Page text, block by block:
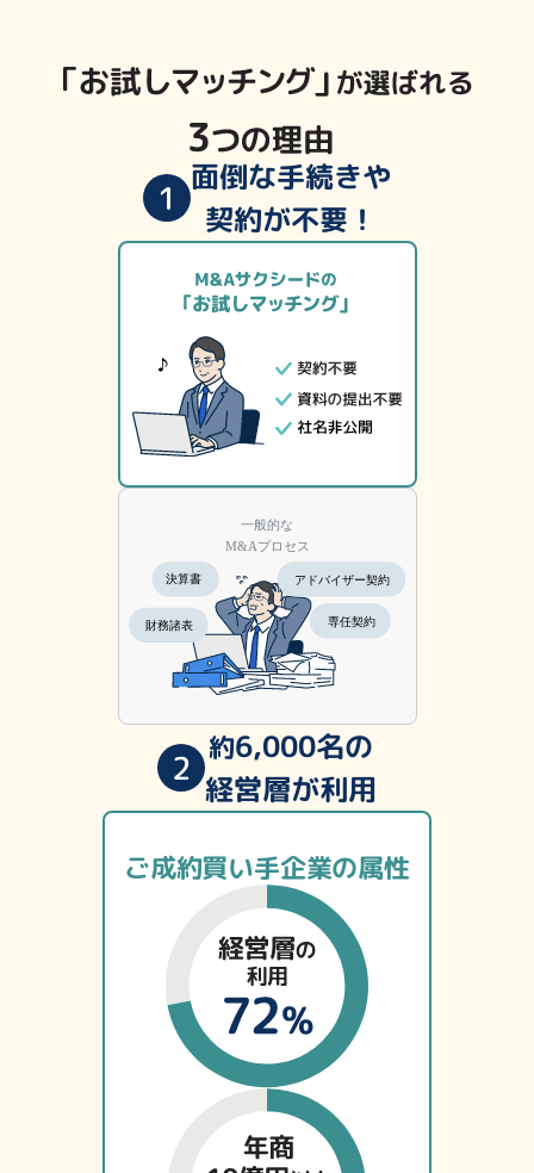
1 面倒な手続きや
契約が不要！
2 約6,000名の
経営層が利用
ご成約買い手企業の属性